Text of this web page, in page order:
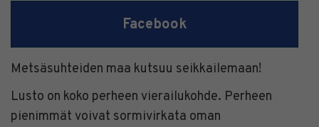
Facebook
Metsäsuhteiden maa kutsuu seikkailemaan!
Lusto on koko perheen vierailukohde. Perheen
pienimmät voivat sormivirkata oman